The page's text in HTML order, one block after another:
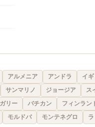
アルメニア アンドラ イ
サンマリノ ジョージア ス
リー バチカン フィンラン
モルドバ モンテネグロ